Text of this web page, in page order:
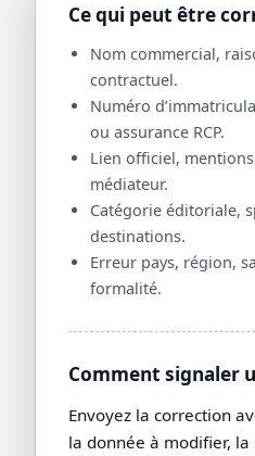
Ce qui peut être
Nom commercial,
contractuel.
Numéro
ou assurance RCP.
Lien officiel, mentions
médiateur.
Catégorie éditoriale,
destinations.
Erreur pays, région,
formalité.
Comment signaler
Envoyez la correction
la donnée à modifier,